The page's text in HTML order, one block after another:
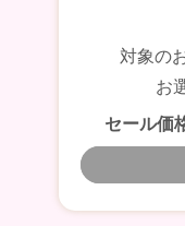
対象の
お
セール価